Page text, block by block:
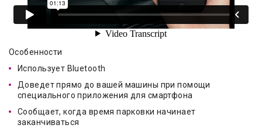
Особенности
Использует Bluetooth
Доведет прямо до вашей машины при помощи
специального приложения для смартфона
Сообщает, когда время парковки начинает
заканчиваться